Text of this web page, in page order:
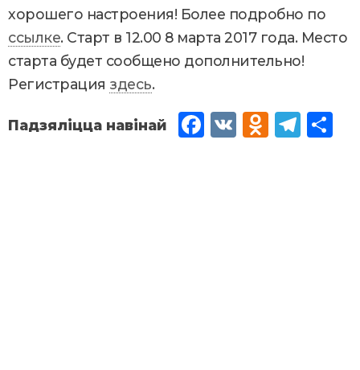
хорошего настроения! Более подробно по
ссылке. Старт в 12.00 8 марта 2017 года. Место
старта будет сообщено дополнительно!
Регистрация здесь.
Fac
VK
Od
Tel